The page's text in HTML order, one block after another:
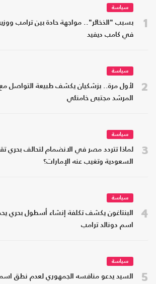
1
سياسة
بسبب "الذخائر".. مواجهة حادة بين ترامب
في كامب ديفيد
2
سياسة
لأول مرة.. بزشكيان يكشف طبيعة التواصل
المرشد مجتبى خامنئي
3
سياسة
لماذا تتردد مصر في الانضمام لتحالف بحري
السعودية وتغيب عنه الإمارات؟
4
سياسة
البنتاغون يكشف تكلفة إنشاء أسطول بحري
اسم دونالد ترامب
5
سياسة
السيد يدعو منافسه الجمهوري لعدم نطق